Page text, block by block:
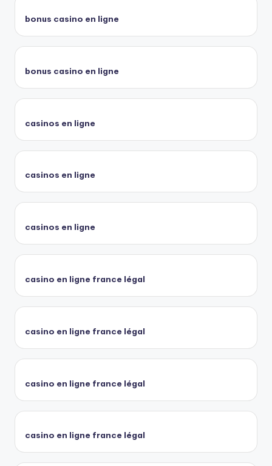
bonus casino en ligne
bonus casino en ligne
casinos en ligne
casinos en ligne
casinos en ligne
casino en ligne france légal
casino en ligne france légal
casino en ligne france légal
casino en ligne france légal